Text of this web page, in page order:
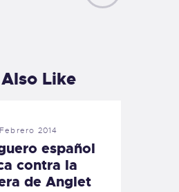
Like
2014
español
contra la
de Anglet